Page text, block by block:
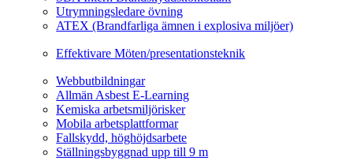
Utrymningsledare övning
ATEX (Brandfarliga ämnen i explosiva miljöer)
Effektivare Möten/presentationsteknik
Webbutbildningar
Allmän Asbest E-Learning
Kemiska arbetsmiljörisker
Mobila arbetsplattformar
Fallskydd, höghöjdsarbete
Ställningsbyggnad upp till 9 m